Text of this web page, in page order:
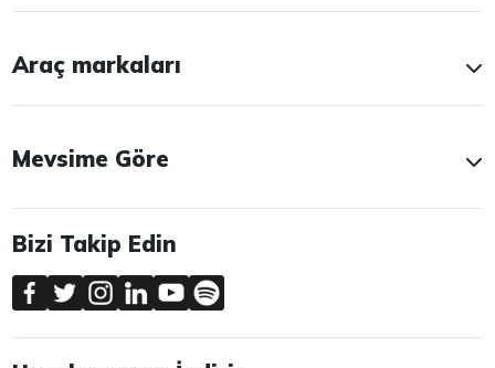
Araç markaları
Mevsime Göre
Bizi Takip Edin